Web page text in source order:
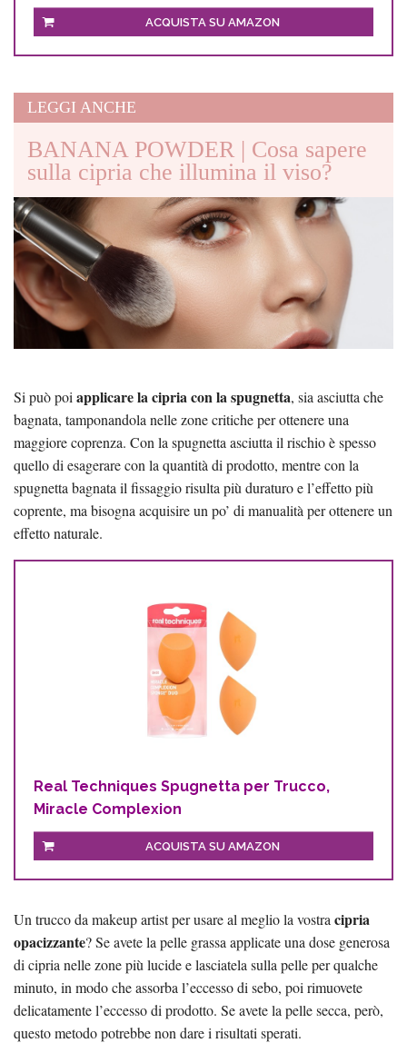
ACQUISTA SU AMAZON
LEGGI ANCHE
BANANA POWDER | Cosa sapere
sulla cipria che illumina il viso?
Si può poi applicare la cipria con la spugnetta, sia asciutta che
bagnata, tamponandola nelle zone critiche per ottenere una
maggiore coprenza. Con la spugnetta asciutta il rischio è spesso
quello di esagerare con la quantità di prodotto, mentre con la
spugnetta bagnata il fissaggio risulta più duraturo e l’effetto più
coprente, ma bisogna acquisire un po’ di manualità per ottenere un
effetto naturale.
Real Techniques Spugnetta per Trucco,
Miracle Complexion
ACQUISTA SU AMAZON
Un trucco da makeup artist per usare al meglio la vostra cipria
opacizzante? Se avete la pelle grassa applicate una dose generosa
di cipria nelle zone più lucide e lasciatela sulla pelle per qualche
minuto, in modo che assorba l’eccesso di sebo, poi rimuovete
delicatamente l’eccesso di prodotto. Se avete la pelle secca, però,
questo metodo potrebbe non dare i risultati sperati.